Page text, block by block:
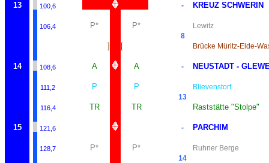
13
100,6 - KREUZ SCHWERIN
106,4 P* P*
Lewitz
8
] [ Brücke Müritz-Elde-
14 108,6 A A - NEUSTADT -
111,2 P P
Blievenstorf
13
116,4 TR TR Raststätte "Stolpe"
15 121,6 - PARCHIM
128,7 P* P*
Ruhner Berge
14